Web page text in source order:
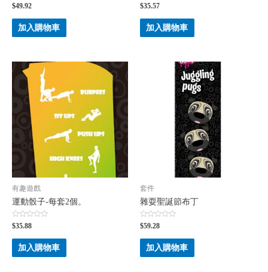
評
分
0
滿
分
5
$49.92
加入購物車
評
分
0
滿
分
5
$35.57
加入購物車
有趣遊戲
運動骰子-每套2個。
評
分
0
滿
分
5
$35.88
加入購物車
套件
雜耍聖誕節布丁
評
分
0
滿
分
5
$59.28
加入購物車